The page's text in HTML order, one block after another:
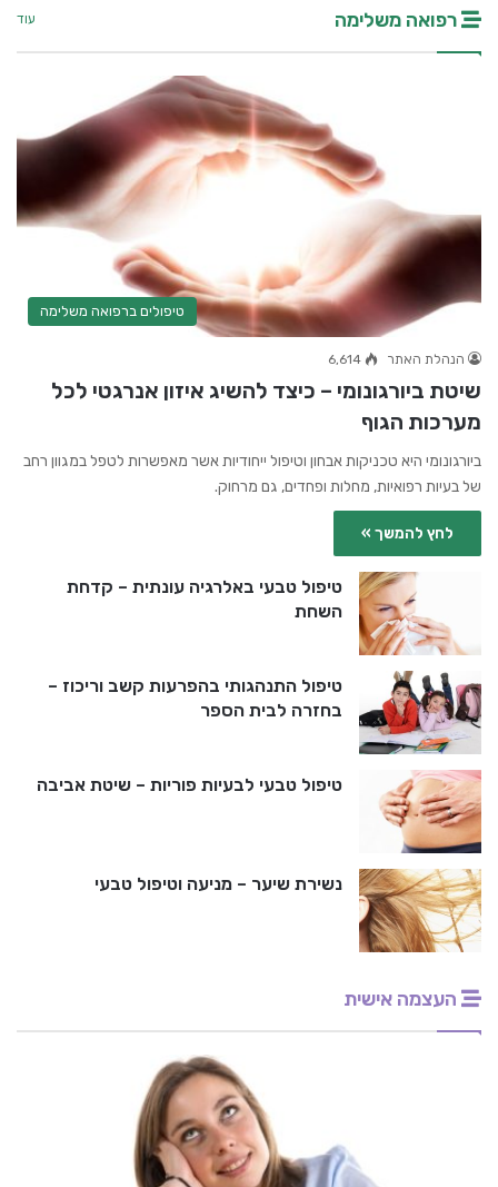
רפואה משלימה עוד
טיפולים ברפואה משלימה
הנהלת האתר 6,614
שיטת ביורגונומי – כיצד להשיג איזון אנרגטי לכל
מערכות הגוף
ביורגונומי היא טכניקות אבחון וטיפול ייחודיות אשר מאפשרות לטפל במגוון רחב
של בעיות רפואיות, מחלות ופחדים, גם מרחוק.
לחץ להמשך »
טיפול טבעי באלרגיה עונתית – קדחת
השחת
טיפול התנהגותי בהפרעות קשב וריכוז –
בחזרה לבית הספר
טיפול טבעי לבעיות פוריות – שיטת אביבה
נשירת שיער – מניעה וטיפול טבעי
העצמה אישית